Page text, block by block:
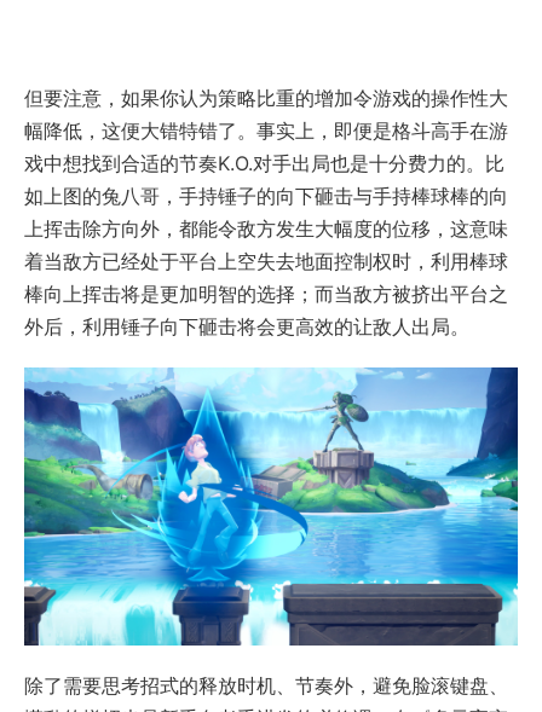
但要注意，如果你认为策略比重的增加令游戏的操作性大
幅降低，这便大错特错了。事实上，即便是格斗高手在游
戏中想找到合适的节奏K.O.对手出局也是十分费力的。比
如上图的兔八哥，手持锤子的向下砸击与手持棒球棒的向
上挥击除方向外，都能令敌方发生大幅度的位移，这意味
着当敌方已经处于平台上空失去地面控制权时，利用棒球
棒向上挥击将是更加明智的选择；而当敌方被挤出平台之
外后，利用锤子向下砸击将会更高效的让敌人出局。
除了需要思考招式的释放时机、节奏外，避免脸滚键盘、